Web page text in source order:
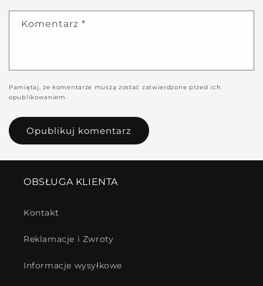
Komentarz *
Pamiętaj, że komentarze muszą zostać zatwierdzone przed ich
opublikowaniem.
OBSŁUGA KLIENTA
Kontakt
Reklamacje i Zwroty
Informacje wysyłkowe